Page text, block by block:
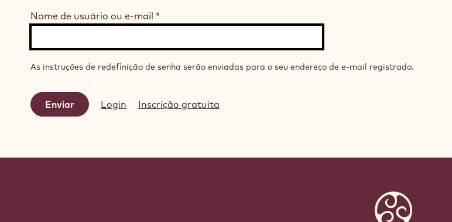
Nome de usuário ou e-mail *
As instruções de redefinição de senha serão enviadas para o seu endereço de e-mail registrado.
Login Inscrição gratuita